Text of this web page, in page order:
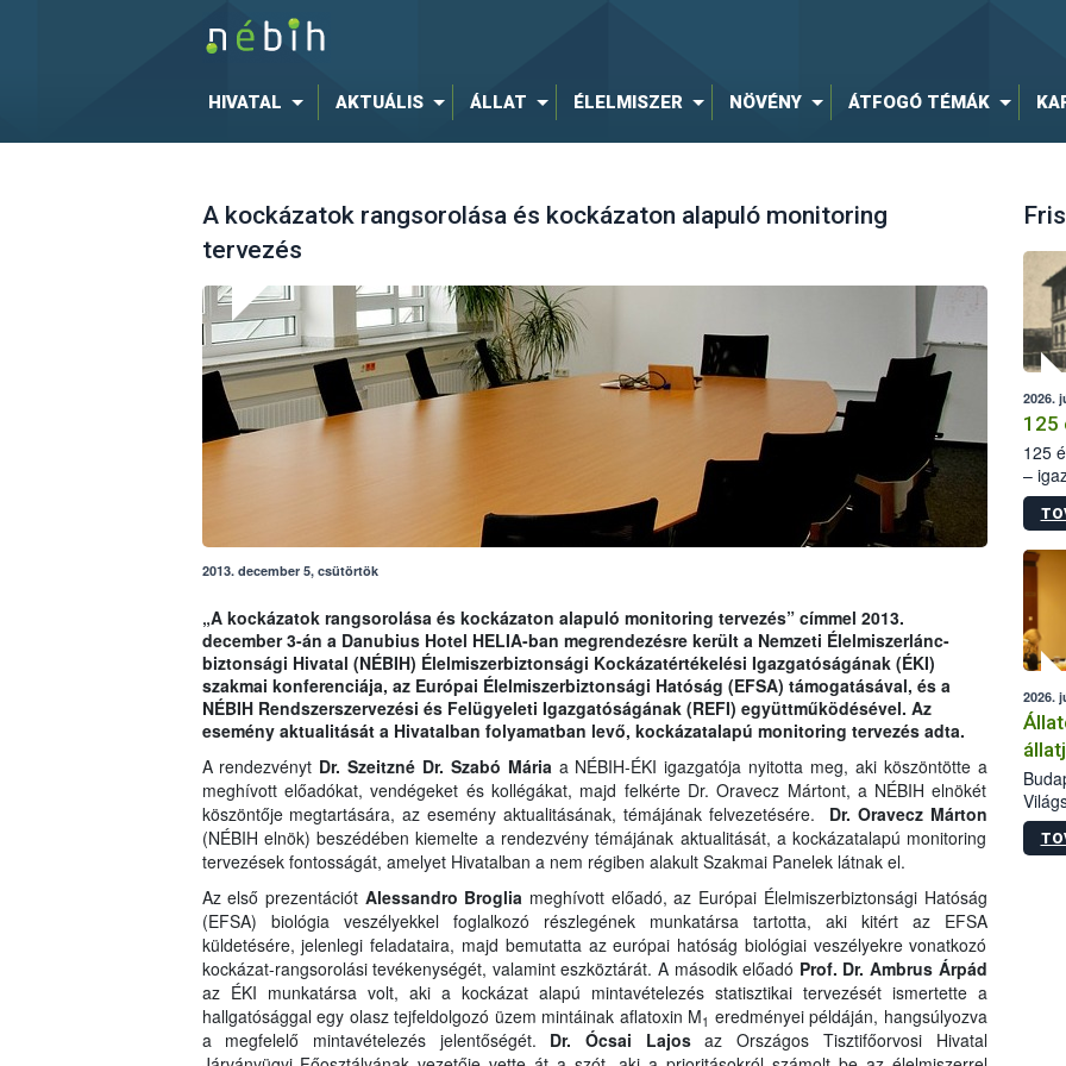
HIVATAL AKTUÁLIS ÁLLAT ÉLELMISZER NÖVÉNY ÁTFOGÓ TÉMÁK
A kockázatok rangsorolása és kockázaton alapuló monitoring
tervezés
2013. december 5, csütörtök
„A kockázatok rangsorolása és kockázaton alapuló monitoring tervezés” címmel 2013.
december 3-án a Danubius Hotel HELIA-ban megrendezésre került a Nemzeti Élelmiszerlánc-
biztonsági Hivatal (NÉBIH) Élelmiszerbiztonsági Kockázatértékelési Igazgatóságának (ÉKI)
szakmai konferenciája, az Európai Élelmiszerbiztonsági Hatóság (EFSA) támogatásával, és a
NÉBIH Rendszerszervezési és Felügyeleti Igazgatóságának (REFI) együttműködésével. Az
esemény aktualitását a Hivatalban folyamatban levő, kockázatalapú monitoring tervezés adta.
A rendezvényt Dr. Szeitzné Dr. Szabó Máriaa NÉBIH-ÉKI igazgatója nyitotta meg, aki köszöntötte a
meghívott előadókat, vendégeket és kollégákat, majd felkérte Dr. Oravecz Mártont, a NÉBIH elnökét
köszöntője megtartására, az esemény aktualitásának, témájának felvezetésére. Dr. Oravecz Márton
(NÉBIH elnök) beszédében kiemelte a rendezvény témájának aktualitását, a kockázatalapú monitoring
tervezések fontosságát, amelyet Hivatalban a nem régiben alakult Szakmai Panelek látnak el.
Az első prezentációt Alessandro Broglia meghívott előadó, az Európai Élelmiszerbiztonsági Hatóság
(EFSA) biológia veszélyekkel foglalkozó részlegének munkatársa tartotta, aki kitért az EFSA
küldetésére, jelenlegi feladataira, majd bemutatta az európai hatóság biológiai veszélyekre vonatkozó
kockázat-rangsorolási tevékenységét, valamint eszköztárát. A második előadó Prof. Dr. Ambrus Árpád
az ÉKI munkatársa volt, aki a kockázat alapú mintavételezés statisztikai tervezését ismertette a
hallgatósággal egy olasz tejfeldolgozó üzem mintáinak aflatoxin M1 eredményei példáján, hangsúlyozva
a megfelelő mintavételezés jelentőségét. Dr. Ócsai Lajosaz Országos Tisztifőorvosi Hivatal
2026.
125
125
–
15.
2026.
Az